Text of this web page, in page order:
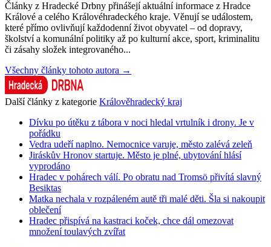
Články z Hradecké Drbny přinášejí aktuální informace z Hradce
Králové a celého Královéhradeckého kraje. Věnují se událostem,
které přímo ovlivňují každodenní život obyvatel – od dopravy,
školství a komunální politiky až po kulturní akce, sport, kriminalitu
či zásahy složek integrovaného...
Všechny články tohoto autora →
Další články z kategorie Králověhradecký kraj
Dívku po útěku z tábora v noci hledal vrtulník i drony. Je v
pořádku
Vedra udeří naplno. Nemocnice varuje, město zalévá zeleň
Jiráskův Hronov startuje. Město je plné, ubytování hlásí
vyprodáno
Hradec v pohárech válí. Po obratu nad Tromsö přivítá slavný
Besiktas
Matka nechala v rozpáleném autě tři malé děti. Šla si nakoupit
oblečení
Hradec přispívá na kastraci koček, chce dál omezovat
množení toulavých zvířat